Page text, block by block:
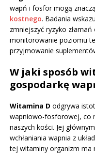
wapń i fosfor mogą
kostnego. Badania
zmniejszyć ryzyko złamań
monitorowanie poziomu
przyjmowanie
W jaki sposób
gospodarkę
Witamina D odgrywa
wapniowo-fosforowej, co
naszych kości. Jej
wchłaniania wapnia z
tej witaminy organizm ma